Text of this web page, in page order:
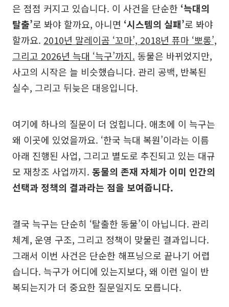
은 점점 커지고 있습니다. 이 사건을 단순한 ‘늑대의
탈출’로 봐야 할까요, 아니면 ‘시스템의 실패’로 봐야
할까요. 2010년 말레이곰 ‘꼬마’, 2018년 퓨마 ‘뽀롱’,
그리고 2026년 늑대 ‘늑구’까지. 동물은 바뀌었지만,
사고의 시작은 늘 비슷했습니다. 관리 공백, 반복된
실수, 그리고 뒤늦은 대응입니다.
여기에 하나의 질문이 더 얹힙니다. 애초에 이 늑구는
왜 이곳에 있었을까요. ‘한국 늑대 복원’이라는 이름
아래 진행된 사업, 그리고 별도로 추진되고 있는 대규
모 재창조 사업까지. 동물의 존재 자체가 이미 인간의
선택과 정책의 결과라는 점을 보여줍니다.
결국 늑구는 단순히 ‘탈출한 동물’이 아닙니다. 관리
체계, 운영 구조, 그리고 정책이 맞물린 결과입니다.
그래서 이번 사건은 단순한 해프닝으로 끝나기 어렵
습니다. 늑구가 어디에 있는지보다, 왜 이런 일이 반
복되는지가 더 중요한 질문일지도 모릅니다.